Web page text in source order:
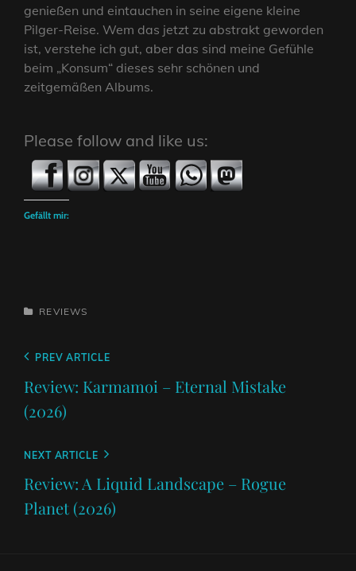
genießen und eintauchen in seine eigene kleine
Pilger-Reise. Wem das jetzt zu abstrakt geworden
ist, verstehe ich gut, aber das sind meine Gefühle
beim „Konsum“ dieses sehr schönen und
zeitgemäßen Albums.
Please follow and like us:
Gefällt mir:
CATEGORIES
REVIEWS
Beitragsnavigation
Previous
PREV ARTICLE
Review: Karmamoi – Eternal Mistake
(2026)
Next
NEXT ARTICLE
Review: A Liquid Landscape – Rogue
Planet (2026)